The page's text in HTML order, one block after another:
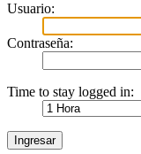
Usuario:
Contraseña:
Time to stay logged in: